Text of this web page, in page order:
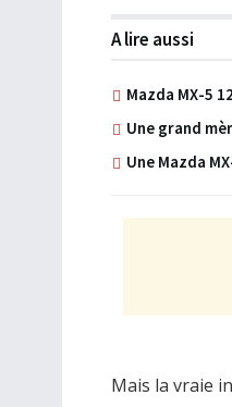
A lire aussi
Mazda MX-5
Une grand
Une Mazda
Mais la vraie